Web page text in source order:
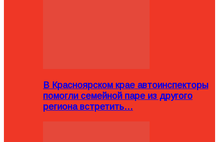
В Красноярском крае автоинспекторы
помогли семейной паре из другого
региона встретить…